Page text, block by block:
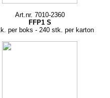
Art.nr. 7010-2360
FFP1 S
per boks - 240 stk. per karton